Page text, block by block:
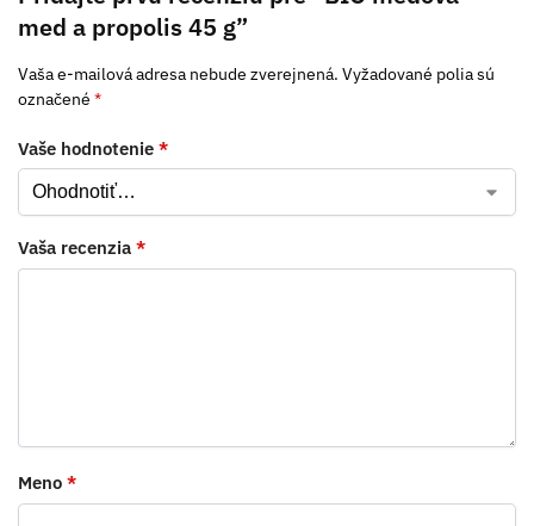
med a propolis 45 g”
Vaša e-mailová adresa nebude zverejnená. Vyžadované polia sú
označené *
Vaše hodnotenie *
Vaša recenzia *
Meno *